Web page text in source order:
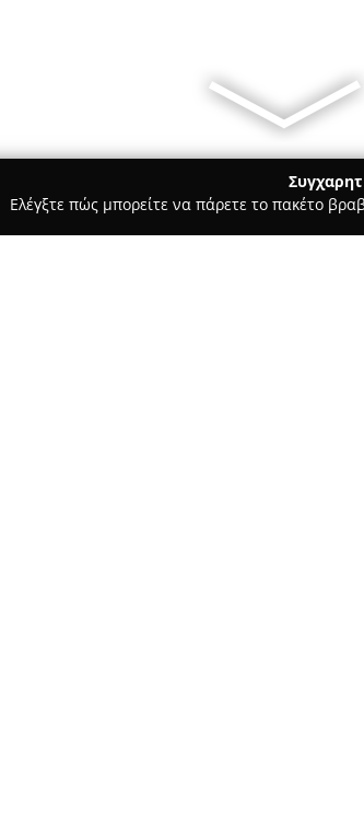
Ελέγξτε πώς μπορείτε να πάρετε το πακέτο